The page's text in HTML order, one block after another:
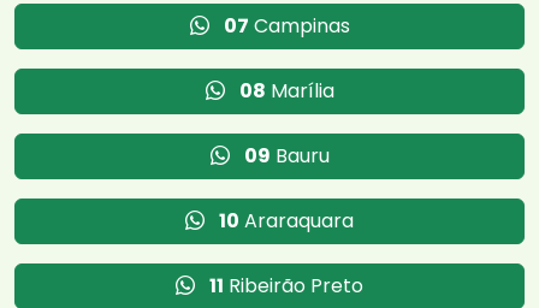
07 Campinas
08 Marília
09 Bauru
10 Araraquara
11 Ribeirão Preto